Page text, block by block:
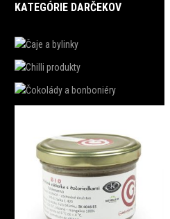
KATEGÓRIE DARČEKOV